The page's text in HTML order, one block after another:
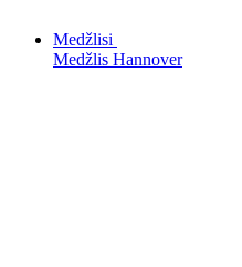
Medžlisi
Medžlis Hannover